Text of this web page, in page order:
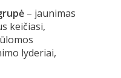
– jaunimas
keičiasi,
lyderiai,